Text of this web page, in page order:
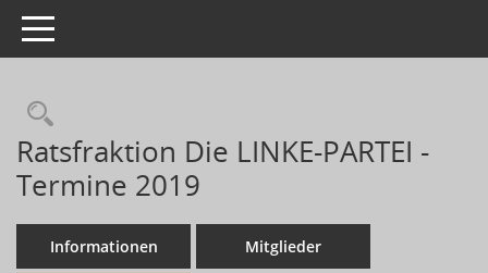
Toggle navigation
Ratsfraktion Die LINKE-PARTEI -
Termine 2019
Informationen Mitglieder